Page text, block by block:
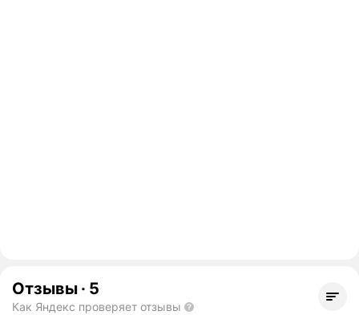
Отзывы · 5
Как Яндекс проверяет отзывы